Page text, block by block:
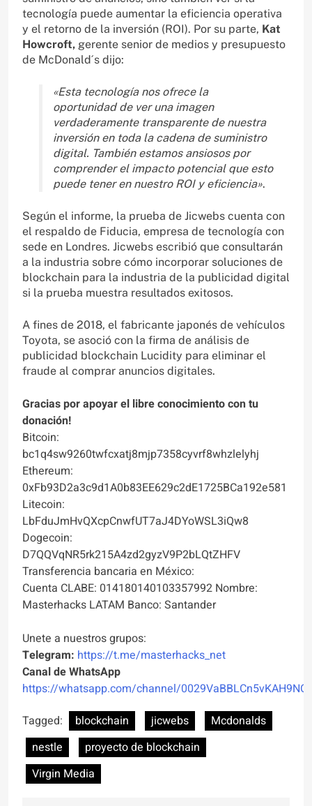
tecnología puede aumentar la eficiencia operativa
y el retorno de la inversión (ROI). Por su parte, Kat
Howcroft, gerente senior de medios y presupuesto
de McDonald´s dijo:
«Esta tecnología nos ofrece la
oportunidad de ver una imagen
verdaderamente transparente de nuestra
inversión en toda la cadena de suministro
digital. También estamos ansiosos por
comprender el impacto potencial que esto
puede tener en nuestro ROI y eficiencia».
Según el informe, la prueba de Jicwebs cuenta con
el respaldo de Fiducia, empresa de tecnología con
sede en Londres. Jicwebs escribió que consultarán
a la industria sobre cómo incorporar soluciones de
blockchain para la industria de la publicidad digital
si la prueba muestra resultados exitosos.
A fines de 2018, el fabricante japonés de vehículos
Toyota, se asoció con la firma de análisis de
publicidad blockchain Lucidity para eliminar el
fraude al comprar anuncios digitales.
Gracias por apoyar el libre conocimiento con tu
donación!
Bitcoin:
bc1q4sw9260twfcxatj8mjp7358cyvrf8whzlelyhj
Ethereum:
0xFb93D2a3c9d1A0b83EE629c2dE1725BCa192e581
Litecoin:
LbFduJmHvQXcpCnwfUT7aJ4DYoWSL3iQw8
Dogecoin:
D7QQVqNR5rk215A4zd2gyzV9P2bLQtZHFV
Transferencia bancaria en México:
Cuenta CLABE: 014180140103357992 Nombre:
Masterhacks LATAM Banco: Santander
Unete a nuestros grupos:
Telegram: https://t.me/masterhacks_net
Canal de WhatsApp
https://whatsapp.com/channel/
Tagged:
blockchain jicwebs
Mcdonalds
nestle
proyecto de blockchain
Virgin Media